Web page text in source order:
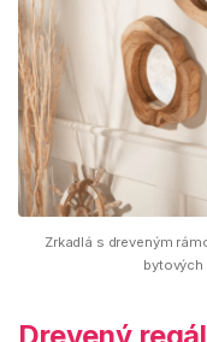
Zrkadlá s dreveným
bytových